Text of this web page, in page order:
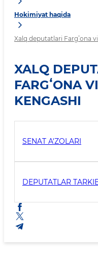
Hokimiyat haqida
Xalq deputatlari Fargʻona
XALQ
FARGʻONA
KENGASHI
SENAT A'ZOLARI
DEPUTATLAR